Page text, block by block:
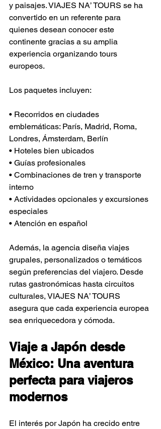
y paisajes. VIAJES NA’ TOURS se ha
convertido en un referente para
quienes desean conocer este
continente gracias a su amplia
experiencia organizando tours
europeos.
Los paquetes incluyen:
• Recorridos en ciudades
emblemáticas: París, Madrid, Roma,
Londres, Ámsterdam, Berlín
• Hoteles bien ubicados
• Guías profesionales
• Combinaciones de tren y transporte
interno
• Actividades opcionales y excursiones
especiales
• Atención en español
Además, la agencia diseña viajes
grupales, personalizados o temáticos
según preferencias del viajero. Desde
rutas gastronómicas hasta circuitos
culturales, VIAJES NA’ TOURS
asegura que cada experiencia europea
sea enriquecedora y cómoda.
Viaje a Japón desde
México: Una aventura
perfecta para viajeros
modernos
El interés por Japón ha crecido entre